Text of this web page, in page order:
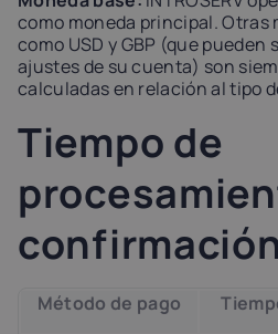
como moneda principal. Otras
como USD y GBP (que
ajustes de su cuenta) son
calculadas en relación al tipo
Tiempo de
Método de pago